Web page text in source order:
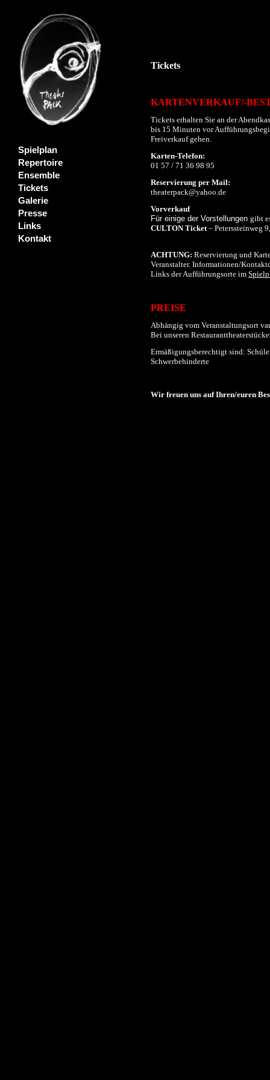
Spielplan
Repertoire
Ensemble
Tickets
Galerie
Presse
Links
Kontakt
Tickets
KARTENVERKAUF/-
Tickets erhalten Sie an der
bis 15 Minuten vor
Freiverkauf gehen.
Karten-Telefon:
01 57 / 71 36 98 95
Reservierung per Mail:
theaterpack@yahoo.de
Vorverkauf
Für einige der Vorstellungen gibt
CULTON Ticket– Peterssteinweg
ACHTUNG: Reservierung und
Veranstalter. Informationen/
Links derAufführungsorte im
PREISE
Abhängig vom Veranstaltungsort
Bei unseren
Ermäßigungsberechtigt sind:
Schwerbehinderte
Wir freuen uns auf Ihren/euren